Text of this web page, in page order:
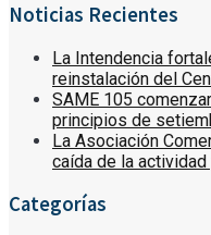
Noticias Recientes
La Intendencia
reinstalación del
SAME 105
principios de
La Asociación
caída de la
Categorías